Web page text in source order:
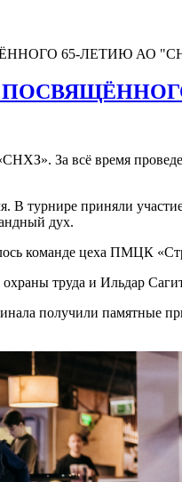
65-ЛЕТИЮ АО
За всё время
В турнире приняли
дух.
команде цеха ПМЦК
труда и Ильдар
получили памятные